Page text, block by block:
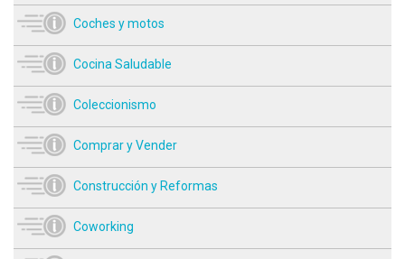
Coches y motos
Cocina Saludable
Coleccionismo
Comprar y Vender
Construcción y Reformas
Coworking